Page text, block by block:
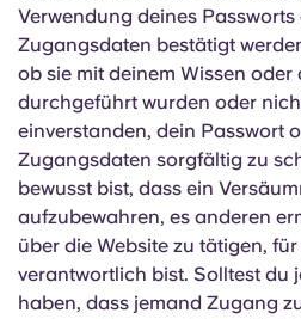
Verwendung deines
Zugangsdaten bestätigt
ob sie mit deinem Wissen oder
durchgeführt wurden oder
einverstanden, dein Passwort
Zugangsdaten sorgfältig zu
bewusst bist, dass ein
aufzubewahren, es anderen
über die Website zu tätigen,
verantwortlich bist. Solltest du
haben, dass jemand Zugang